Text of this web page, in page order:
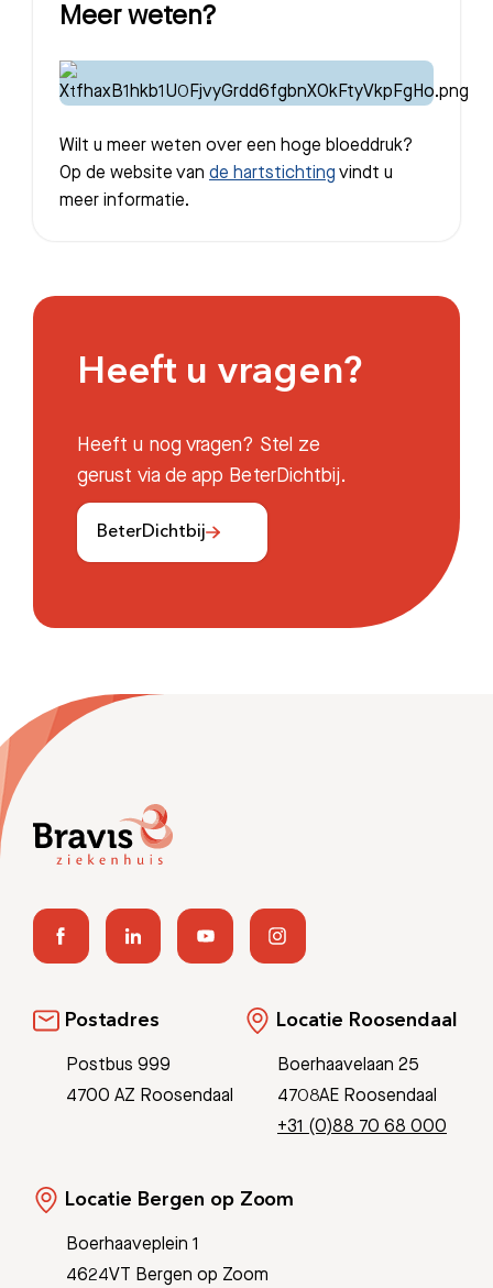
Meer weten?
Wilt u meer weten over een hoge bloeddruk?
Op de website van de hartstichting vindt u
meer informatie.
Heeft u vragen?
Heeft u nog vragen? Stel ze
gerust via de app BeterDichtbij.
BeterDichtbij
Postadres
Postbus 999
4700 AZ Roosendaal
Locatie Roosendaal
Boerhaavelaan 25
4708AE Roosendaal
+31 (0)88 70 68 000
Locatie Bergen op Zoom
Boerhaaveplein 1
4624VT Bergen op Zoom